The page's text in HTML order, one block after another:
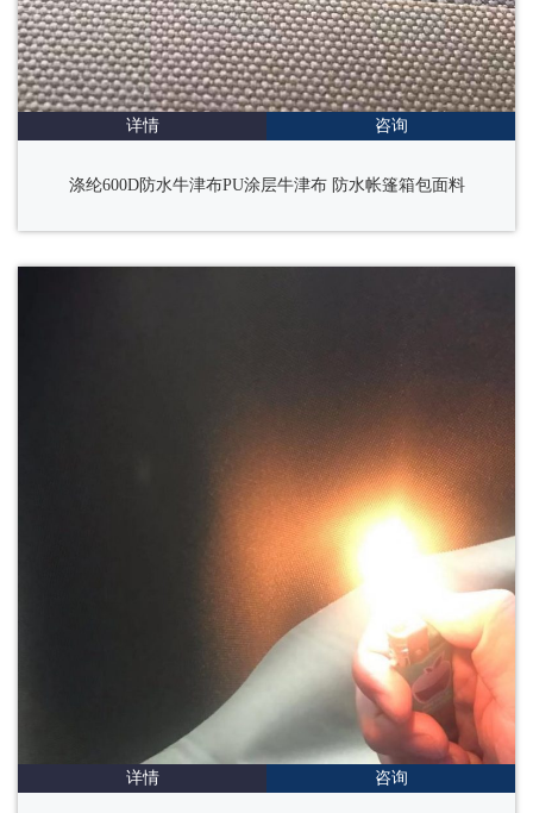
详情 咨询
涤纶600D防水牛津布PU涂层牛津布 防水帐篷箱包面料
详情 咨询